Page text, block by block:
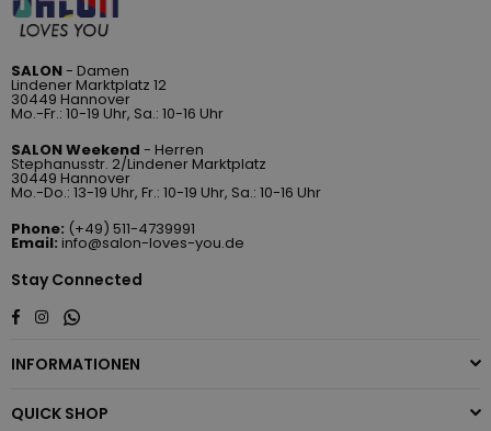
SALON- Damen
Lindener Marktplatz 12
30449 Hannover
Mo.-Fr.: 10-19 Uhr, Sa.: 10-16 Uhr
SALON Weekend - Herren
Stephanusstr. 2/Lindener Marktplatz
30449 Hannover
Mo.-Do.: 13-19 Uhr, Fr.: 10-19 Uhr, Sa.: 10-16 Uhr
Phone: (+49) 511-4739991
Email: info@salon-loves-you.de
Stay Connected
Facebook
InstagramWhatsapp
INFORMATIONEN
QUICK SHOP